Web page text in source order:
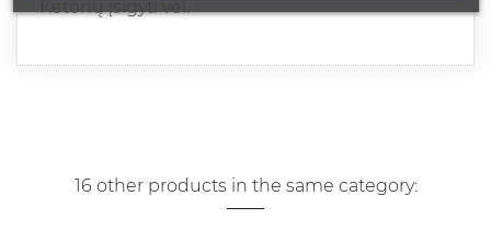
16 other products in the same category: